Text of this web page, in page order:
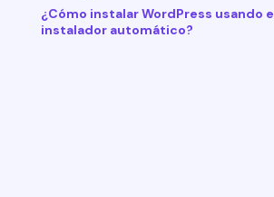
¿Cómo instalar WordPress usando
instalador automático?